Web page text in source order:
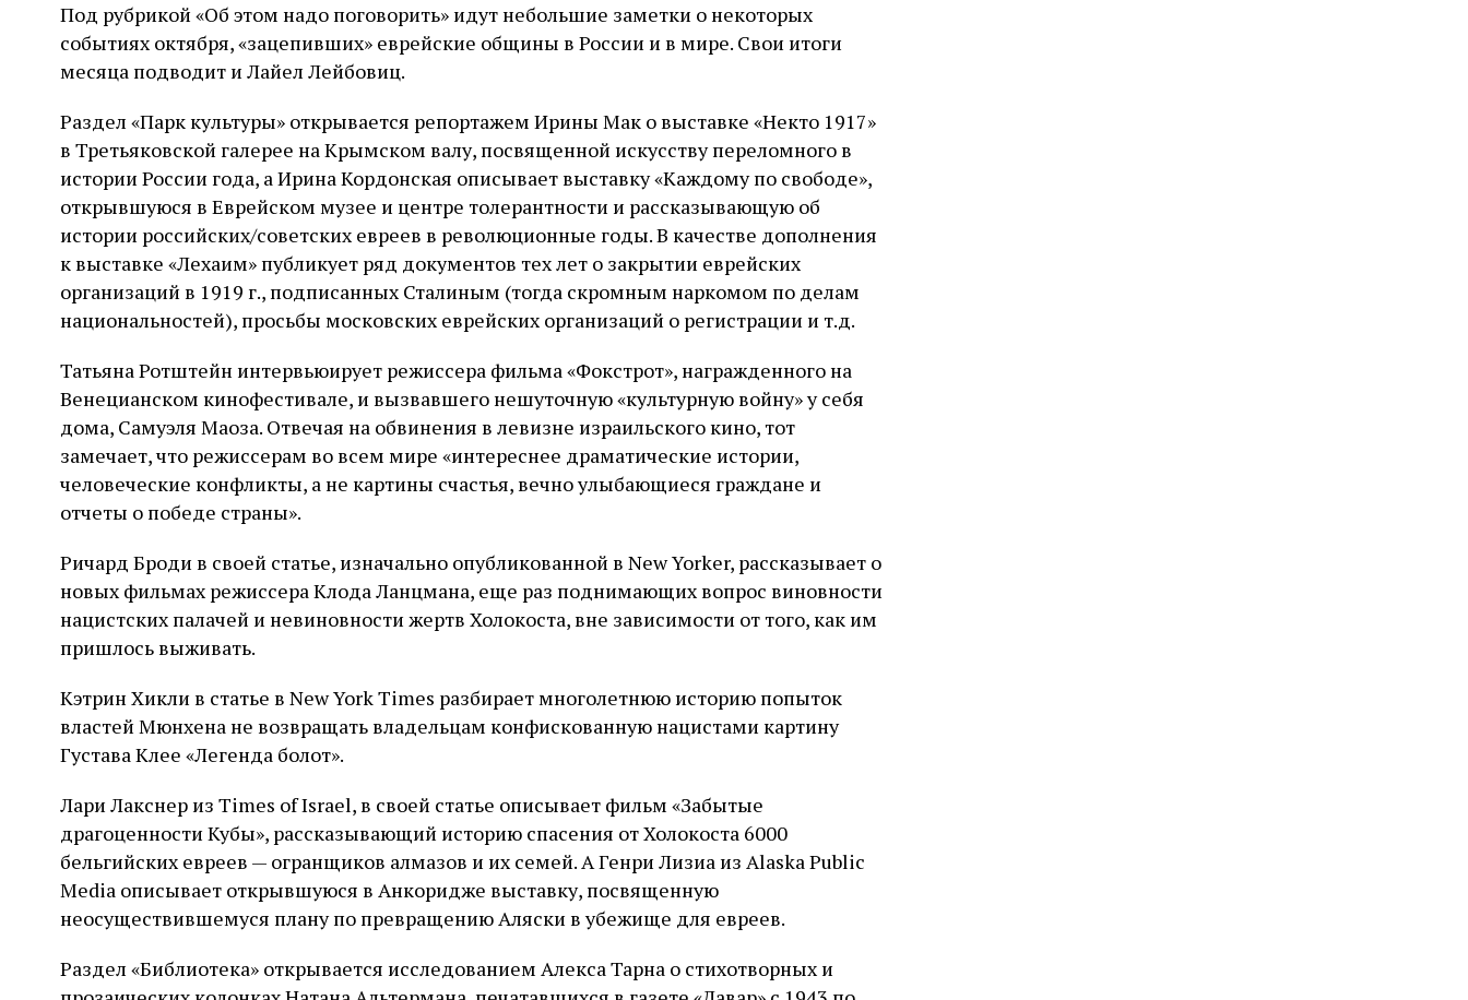
Под рубрикой «Об этом надо поговорить» идут небольшие заметки о некоторых
событиях октября, «зацепивших» еврейские общины в России и в мире. Свои итоги
месяца подводит и Лайел Лейбовиц.
Раздел «Парк культуры» открывается репортажем Ирины Мак о выставке «Некто 1917»
в Третьяковской галерее на Крымском валу, посвященной искусству переломного в
истории России года, а Ирина Кордонская описывает выставку «Каждому по свободе»,
открывшуюся в Еврейском музее и центре толерантности и рассказывающую об
истории российских/советских евреев в революционные годы. В качестве дополнения
к выставке «Лехаим» публикует ряд документов тех лет о закрытии еврейских
организаций в 1919 г., подписанных Сталиным (тогда скромным наркомом по делам
национальностей), просьбы московских еврейских организаций о регистрации и т.д.
Татьяна Ротштейн интервьюирует режиссера фильма «Фокстрот», награжденного на
Венецианском кинофестивале, и вызвавшего нешуточную «культурную войну» у себя
дома, Самуэля Маоза. Отвечая на обвинения в левизне израильского кино, тот
замечает, что режиссерам во всем мире «интереснее драматические истории,
человеческие конфликты, а не картины счастья, вечно улыбающиеся граждане и
отчеты о победе страны».
Ричард Броди в своей статье, изначально опубликованной в New Yorker, рассказывает о
новых фильмах режиссера Клода Ланцмана, еще раз поднимающих вопрос виновности
нацистских палачей и невиновности жертв Холокоста, вне зависимости от того, как им
пришлось выживать.
Кэтрин Хикли в статье в New York Times разбирает многолетнюю историю попыток
властей Мюнхена не возвращать владельцам конфискованную нацистами картину
Густава Клее «Легенда болот».
Лари Лакснер из Times of Israel, в своей статье описывает фильм «Забытые
драгоценности Кубы», рассказывающий историю спасения от Холокоста 6000
бельгийских евреев — огранщиков алмазов и их семей. А Генри Лизиа из Alaska Public
Media описывает открывшуюся в Анкоридже выставку, посвященную
неосуществившемуся плану по превращению Аляски в убежище для евреев.
Раздел «Библиотека» открывается исследованием Алекса Тарна о стихотворных и